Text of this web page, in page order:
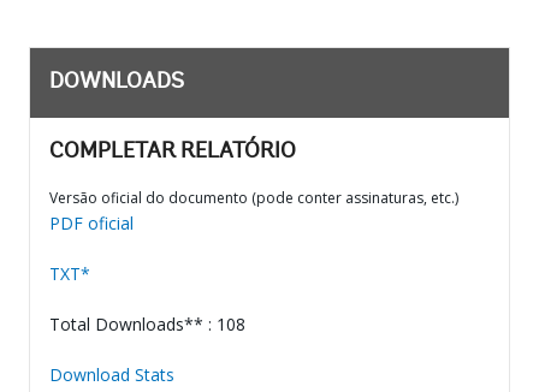
DOWNLOADS
COMPLETAR RELATÓRIO
Versão oficial do documento (pode conter assinaturas, etc.)
PDF oficial
TXT*
Total Downloads** : 108
Download Stats